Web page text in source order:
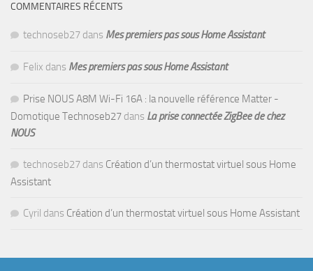
COMMENTAIRES RÉCENTS
technoseb27 dans Mes premiers pas sous Home Assistant
Felix dans Mes premiers pas sous Home Assistant
Prise NOUS A8M Wi-Fi 16A : la nouvelle référence Matter -
Domotique Technoseb27 dans La prise connectée ZigBee de chez
NOUS
technoseb27 dans Création d’un thermostat virtuel sous Home
Assistant
Cyril dans Création d’un thermostat virtuel sous Home Assistant